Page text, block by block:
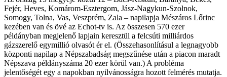
Fejér, Heves, Komárom-Esztergom, Jász-Nagykun-Szolnok,
Somogy, Tolna, Vas, Veszprém, Zala – napilapja Mészáros Lőrinc
kezében van és övé az Echot-tv is. Az összesen 570 ezer
példányban megjelenő lapjain keresztül a felcsúti milliárdos
gázszerelő egymillió olvasót ér el. (Összehasonlításul a legnagyobb
központi napilap a Népszabadság megszűnése után a piacon maradt
Népszava példányszáma 20 ezer körül van.) A probléma
jelentőségét egy a napokban nyilvánosságra hozott felmérés mutatja.